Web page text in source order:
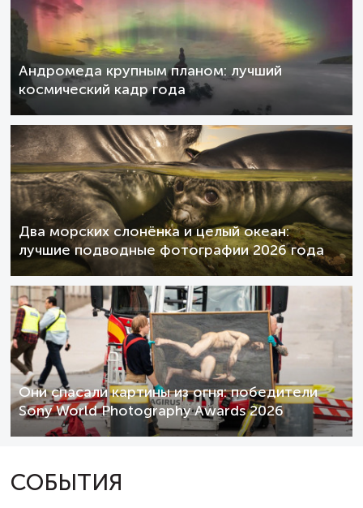
Андромеда крупным планом: лучший
космический кадр года
Два морских слонёнка и целый океан:
лучшие подводные фотографии 2026 года
Они спасали картины из огня: победители
Sony World Photography Awards 2026
СОБЫТИЯ